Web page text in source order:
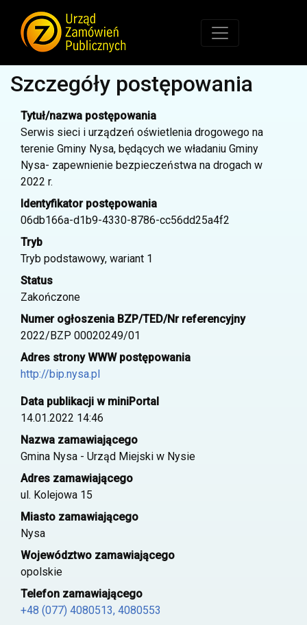
Szczegóły postępowania
Tytuł/nazwa postępowania
Serwis sieci i urządzeń oświetlenia drogowego na
terenie Gminy Nysa, będących we władaniu Gminy
Nysa- zapewnienie bezpieczeństwa na drogach w
2022 r.
Identyfikator postępowania
06db166a-d1b9-4330-8786-cc56dd25a4f2
Tryb
Tryb podstawowy, wariant 1
Status
Zakończone
Numer ogłoszenia BZP/TED/Nr referencyjny
2022/BZP 00020249/01
Adres strony WWW postępowania
http://bip.nysa.pl
Data publikacji w miniPortal
14.01.2022 14:46
Nazwa zamawiającego
Gmina Nysa - Urząd Miejski w Nysie
Adres zamawiającego
ul. Kolejowa 15
Miasto zamawiającego
Nysa
Województwo zamawiającego
opolskie
Telefon zamawiającego
+48 (077) 4080513, 4080553